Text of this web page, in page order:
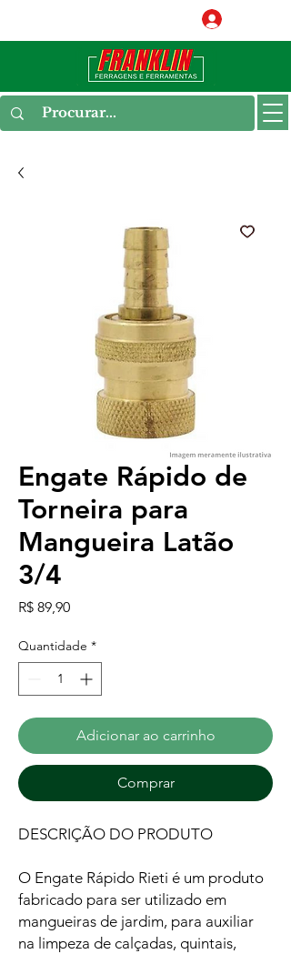
Engate Rápido de
Torneira para
Mangueira Latão
3/4
R$ 89,90Preço
Quantidade *
Adicionar ao carrinho
Comprar
DESCRIÇÃO DO PRODUTO
O Engate Rápido Rieti é um produto
fabricado para ser utilizado em
mangueiras de jardim, para auxiliar
na limpeza de calçadas, quintais,